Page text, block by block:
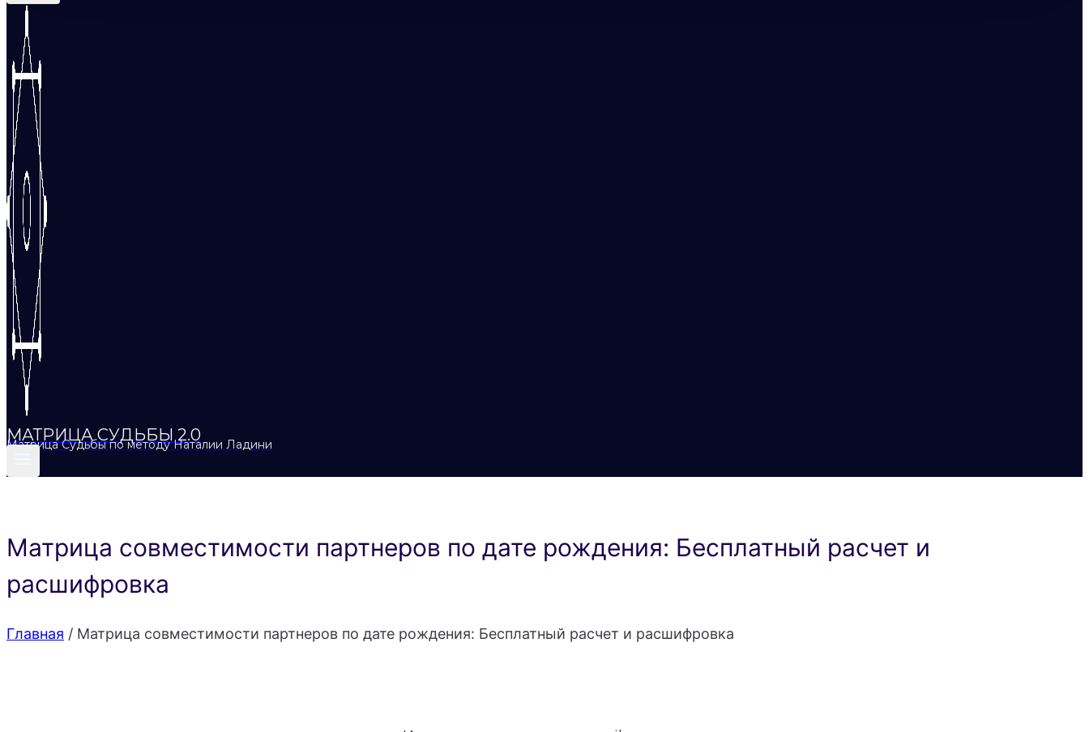
МАТРИЦА СУДЬБЫ 2.0
Матрица Судьбы по методу Наталии Ладини
Матрица совместимости партнеров по дате рождения: Бесплатный расчет и
расшифровка
Главная / Матрица совместимости партнеров по дате рождения: Бесплатный расчет и расшифровка